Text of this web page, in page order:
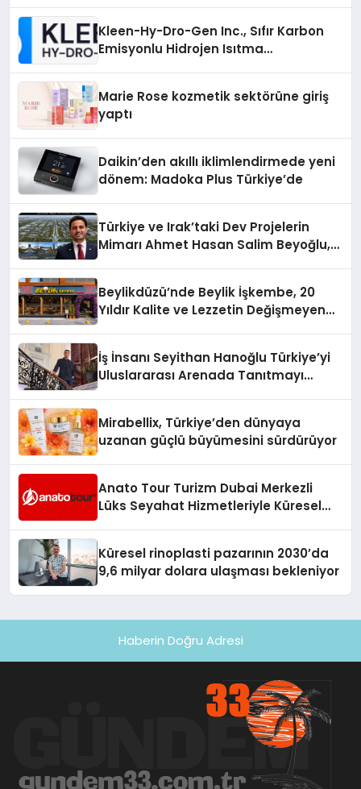
Kleen-Hy-Dro-Gen Inc., Sıfır Karbon
Emisyonlu Hidrojen Isıtma
Marie Rose kozmetik sektörüne giriş
yaptı
Daikin’den akıllı iklimlendirmede yeni
dönem: Madoka Plus Türkiye’de
Türkiye ve Irak’taki Dev Projelerin
Mimarı Ahmet Hasan Salim Beyoğlu,
Hayata Geçirecek
Beylikdüzü’nde Beylik İşkembe, 20
Yıldır Kalite ve Lezzetin Değişmeyen
İş İnsanı Seyithan Hanoğlu Türkiye’yi
Uluslararası Arenada Tanıtmayı
Mirabellix, Türkiye’den dünyaya
uzanan güçlü büyümesini sürdürüyor
Anato Tour Turizm Dubai Merkezli
Lüks Seyahat Hizmetleriyle Küresel
Küresel rinoplasti pazarının 2030’da
9,6 milyar dolara ulaşması bekleniyor
Haberin Doğru Adresi